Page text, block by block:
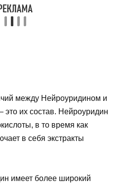
между Нейроуридином и
это их состав. Нейроуридин
в то время как
в себя экстракты
имеет более широкий